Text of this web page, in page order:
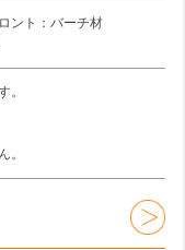
ント：バーチ材
。
。